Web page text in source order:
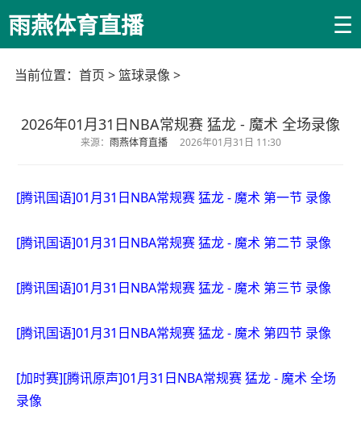
雨燕体育直播 ☰
当前位置： 首页 >篮球录像 >
2026年01月31日NBA常规赛 猛龙 - 魔术 全场录像
来源： 雨燕体育直播 2026年01月31日 11:30
[腾讯国语]01月31日NBA常规赛 猛龙 - 魔术 第一节 录像
[腾讯国语]01月31日NBA常规赛 猛龙 - 魔术 第二节 录像
[腾讯国语]01月31日NBA常规赛 猛龙 - 魔术 第三节 录像
[腾讯国语]01月31日NBA常规赛 猛龙 - 魔术 第四节 录像
[加时赛][腾讯原声]01月31日NBA常规赛 猛龙 - 魔术 全场
录像